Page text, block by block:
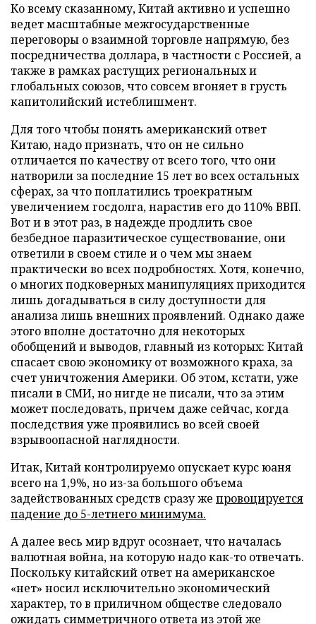
Ко всему сказанному, Китай активно и успешно
ведет масштабные межгосударственные
переговоры о взаимной торговле напрямую, без
посредничества доллара, в частности с Россией, а
также в рамках растущих региональных и
глобальных союзов, что совсем вгоняет в грусть
капитолийский истеблишмент.
Для того чтобы понять американский ответ
Китаю, надо признать, что он не сильно
отличается по качеству от всего того, что они
натворили за последние 15 лет во всех остальных
сферах, за что поплатились троекратным
увеличением госдолга, нарастив его до 110% ВВП.
Вот и в этот раз, в надежде продлить свое
безбедное паразитическое существование, они
ответили в своем стиле и о чем мы знаем
практически во всех подробностях. Хотя, конечно,
о многих подковерных манипуляциях приходится
лишь догадываться в силу доступности для
анализа лишь внешних проявлений. Однако даже
этого вполне достаточно для некоторых
обобщений и выводов, главный из которых: Китай
спасает свою экономику от возможного краха, за
счет уничтожения Америки. Об этом, кстати, уже
писали в СМИ, но нигде не писали, что за этим
может последовать, причем даже сейчас, когда
последствия уже проявились во всей своей
взрывоопасной наглядности.
Итак, Китай контролируемо опускает курс юаня
всего на 1,9%, но из-за большого объема
задействованных средств сразу же провоцируется
падение до 5-летнего минимума.
А далее весь мир вдруг осознает, что началась
валютная война, на которую надо как-то отвечать.
Поскольку китайский ответ на американское
«нет» носил исключительно экономический
характер, то в приличном обществе следовало
ожидать симметричного ответа из этой же